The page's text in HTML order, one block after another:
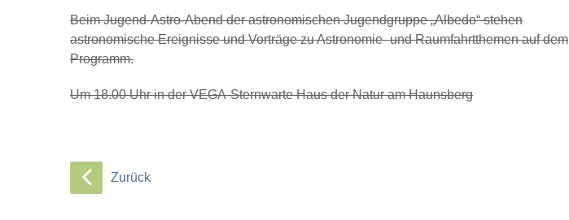
Beim Jugend-Astro-Abend der astronomischen Jugendgruppe „Albedo“ stehen
astronomische Ereignisse und Vorträge zu Astronomie- und Raumfahrtthemen auf dem
Programm.
Um 18.00 Uhr in der VEGA-Sternwarte Haus der Natur am Haunsberg
Zurück